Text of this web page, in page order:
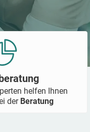
helfen Ihnen
der Beratung